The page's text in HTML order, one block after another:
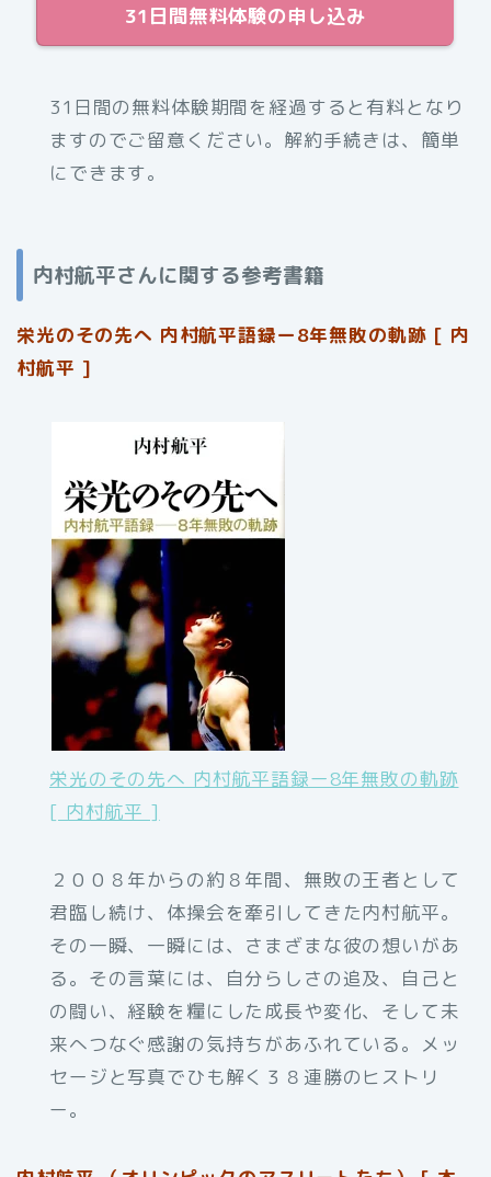
31日間無料体験の申し込み
31日間の無料体験期間を経過すると有料となり
ますのでご留意ください。解約手続きは、簡単
にできます。
内村航平さんに関する参考書籍
栄光のその先へ 内村航平語録ー8年無敗の軌跡 [ 内
村航平 ]
栄光のその先へ 内村航平語録ー8年無敗の軌跡
[ 内村航平 ]
２００８年からの約８年間、無敗の王者として
君臨し続け、体操会を牽引してきた内村航平。
その一瞬、一瞬には、さまざまな彼の想いがあ
る。その言葉には、自分らしさの追及、自己と
の闘い、経験を糧にした成長や変化、そして未
来へつなぐ感謝の気持ちがあふれている。メッ
セージと写真でひも解く３８連勝のヒストリ
ー。